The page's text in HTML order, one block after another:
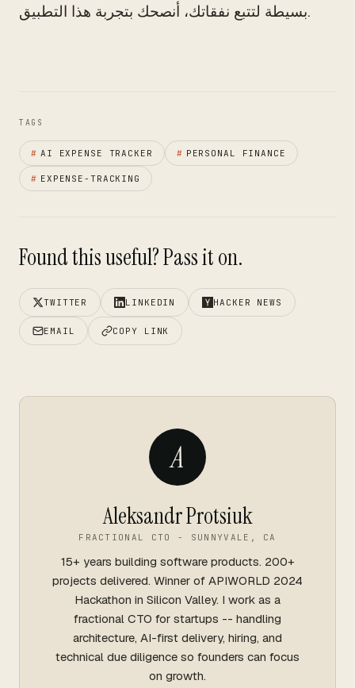
بسيطة لتتبع نفقاتك، أنصحك بتجربة هذا التطبيق.
TAGS
# AI EXPENSE TRACKER # PERSONAL FINANCE
# EXPENSE-TRACKING
Found this useful? Pass it on.
TWITTER LINKEDIN HACKER NEWS
EMAIL COPY LINK
A
Aleksandr Protsiuk
FRACTIONAL CTO - SUNNYVALE, CA
15+ years building software products. 200+
projects delivered. Winner of APIWORLD 2024
Hackathon in Silicon Valley. I work as a
fractional CTO for startups -- handling
architecture, AI-first delivery, hiring, and
technical due diligence so founders can focus
on growth.